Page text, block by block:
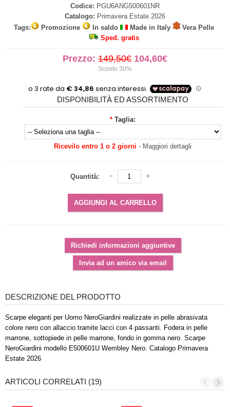
Codice: PGU6ANG500601NR
Catalogo: Primavera Estate 2026
Tags:
Promozione In saldo Made in Italy
Vera Pelle
Sped. gratis
Prezzo: 149,50€ 104,60€
Sconto 30%
DISPONIBILITÀ ED ASSORTIMENTO
* Taglia:
Ricevilo entro 1 o 2 giorni - Maggiori dettagli
Quantità:
DESCRIZIONE DEL PRODOTTO
Scarpe eleganti per Uomo NeroGiardini realizzate in pelle abrasivata
colore nero con allaccio tramite lacci con 4 passanti. Fodera in pelle
marrone, sottopiede in pelle marrone, fondo in gomma nero. Scarpe
NeroGiardini modello E500601U Wembley Nero. Catalogo Primavera
Estate 2026
ARTICOLI CORRELATI (19)